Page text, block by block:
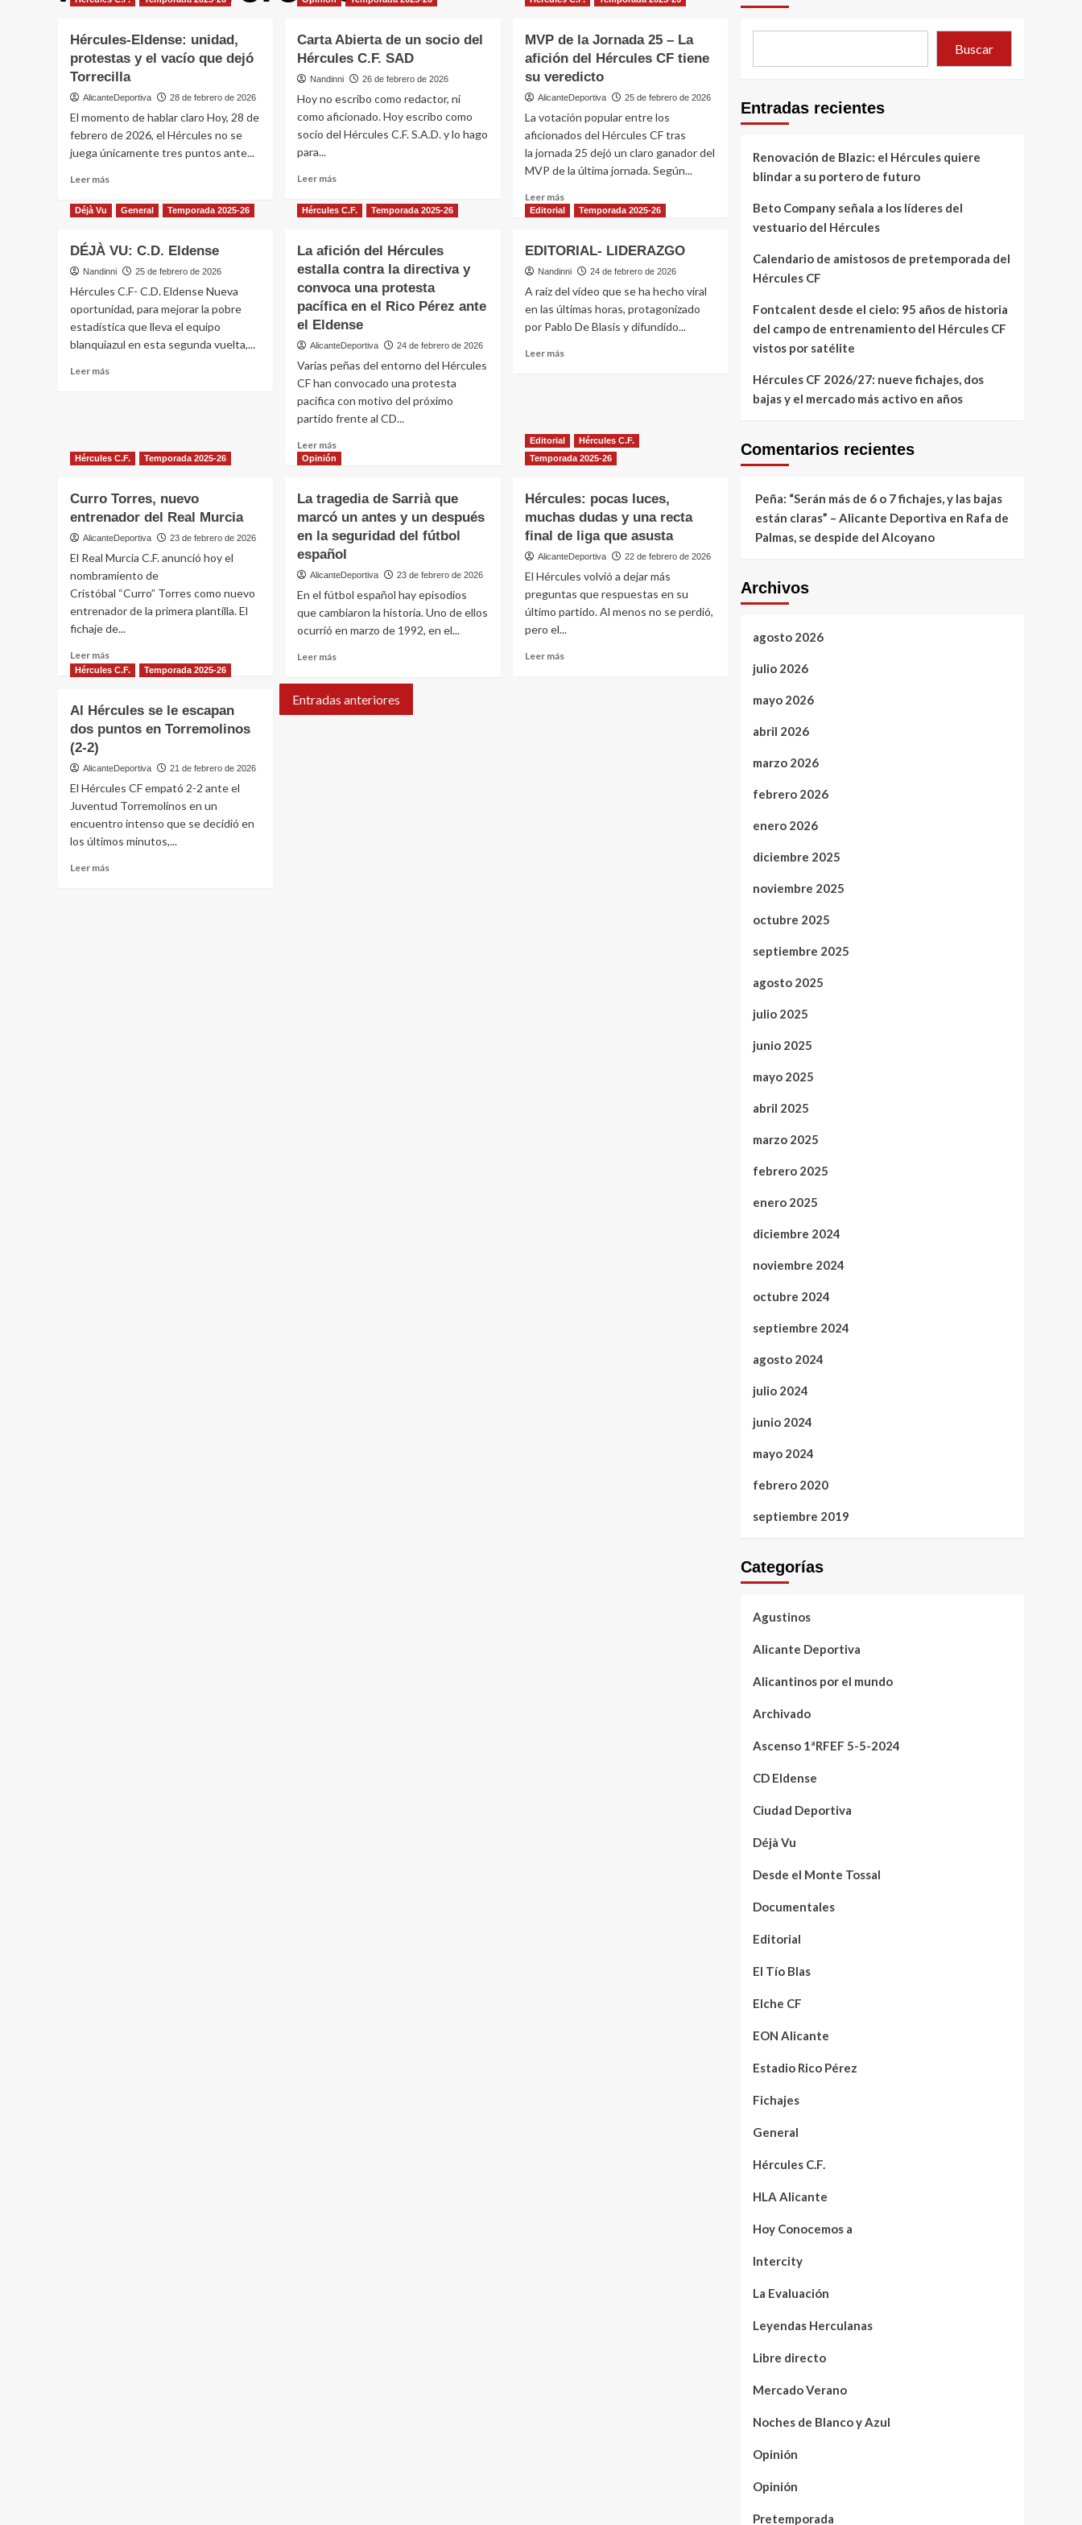
Hércules-Eldense: unidad,
protestas y el vacío que dejó
Torrecilla
AlicanteDeportiva 28 de febrero de 2026
El momento de hablar claro Hoy, 28 de
febrero de 2026, el Hércules no se
juega únicamente tres puntos ante...
Leer más
sobre
unidad,
protestas
el
vacío
que
dejó
Carta Abierta de un socio del
Hércules C.F. SAD
Nandinni 26 de febrero de 2026
Hoy no escribo como redactor, ni
como aficionado. Hoy escribo como
socio del Hércules C.F. S.A.D. y lo hago
para...
Leer más
sobre
de
un
socio
Hércules
C.F.
SAD
MVP de la Jornada 25 – La
afición del Hércules CF tiene
su veredicto
AlicanteDeportiva 25 de febrero de 2026
La votación popular entre los
aficionados del Hércules CF tras
la jornada 25 dejó un claro ganador del
MVP de la última jornada. Según...
Leer másLeer
más
de
la
Jornada
–
La
veredicto
Déjà Vu General Temporada 2025-26
DÉJÀ VU: C.D. Eldense
Nandinni 25 de febrero de 2026
Hércules C.F- C.D. Eldense Nueva
oportunidad, para mejorar la pobre
estadística que lleva el equipo
blanquiazul en esta segunda vuelta,...
Leer más
Eldense
Hércules C.F. Temporada 2025-26
La afición del Hércules
estalla contra la directiva y
convoca una protesta
pacífica en el Rico Pérez ante
el Eldense
AlicanteDeportiva 24 de febrero de 2026
Varias peñas del entorno del Hércules
CF han convocado una protesta
pacífica con motivo del próximo
partido frente al CD...
Leer más
afición
del
Hércules
estalla
la
directiva
y
convoca
protesta
en
el
Rico
Editorial Temporada 2025-26
EDITORIAL- LIDERAZGO
Nandinni 24 de febrero de 2026
A raíz del vídeo que se ha hecho viral
en las últimas horas, protagonizado
por Pablo De Blasis y difundido...
Leer másLeer
Hércules C.F. Temporada 2025-26
Curro Torres, nuevo
entrenador del Real Murcia
AlicanteDeportiva 23 de febrero de 2026
El Real Murcia C.F. anunció hoy el
nombramiento de
Cristóbal “Curro” Torres como nuevo
entrenador de la primera plantilla. El
fichaje de...
Leer más
más
Torres,
nuevo
Real
Murcia
Opinión
La tragedia de Sarrià que
marcó un antes y un después
en la seguridad del fútbol
español
AlicanteDeportiva 23 de febrero de 2026
En el fútbol español hay episodios
que cambiaron la historia. Uno de ellos
ocurrió en marzo de 1992, en el...
Leer más
sobre
La
tragedia
Editorial
Hércules C.F.
Temporada 2025-26
Hércules: pocas luces,
muchas dudas y una recta
final de liga que asusta
AlicanteDeportiva 22 de febrero de 2026
El Hércules volvió a dejar más
preguntas que respuestas en su
último partido. Al menos no se perdió,
pero el...
Leer másLeer
Hércules C.F. Temporada 2025-26
Al Hércules se le escapan
dos puntos en Torremolinos
(2-2)
AlicanteDeportiva 21 de febrero de 2026
El Hércules CF empató 2-2 ante el
Juventud Torremolinos en un
encuentro intenso que se decidió en
los últimos minutos,...
Leer más
Entradas anteriores
Buscar
Entradas recientes
Renovación de Blazic: el Hércules quiere
blindar a su portero de futuro
Beto Company señala a los líderes del
vestuario del Hércules
Calendario de amistosos de pretemporada del
Hércules CF
Fontcalent desde el cielo: 95 años de historia
del campo de entrenamiento del Hércules CF
vistos por satélite
Hércules CF 2026/27: nueve fichajes, dos
bajas y el mercado más activo en años
Comentarios recientes
Peña: “Serán más de 6 o 7 fichajes, y las bajas
están claras” – Alicante Deportiva en Rafa de
Palmas, se despide del Alcoyano
Archivos
agosto 2026
julio 2026
mayo 2026
abril 2026
marzo 2026
febrero 2026
enero 2026
diciembre 2025
noviembre 2025
octubre 2025
septiembre 2025
agosto 2025
julio 2025
junio 2025
mayo 2025
abril 2025
marzo 2025
febrero 2025
enero 2025
diciembre 2024
noviembre 2024
octubre 2024
septiembre 2024
agosto 2024
julio 2024
junio 2024
mayo 2024
febrero 2020
septiembre 2019
Categorías
Agustinos
Alicante Deportiva
Alicantinos por el mundo
Archivado
Ascenso 1ªRFEF 5-5-2024
CD Eldense
Ciudad Deportiva
Déjà Vu
Desde el Monte Tossal
Documentales
Editorial
El Tío Blas
Elche CF
EON Alicante
Estadio Rico Pérez
Fichajes
General
Hércules C.F.
HLA Alicante
Hoy Conocemos a
Intercity
La Evaluación
Leyendas Herculanas
Libre directo
Mercado Verano
Noches de Blanco y Azul
Opinión
Opinión
Pretemporada